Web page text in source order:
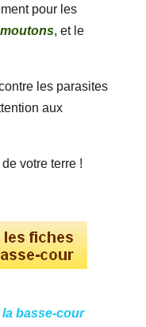
pour les
moutons, et le
les parasites
aux
votre terre !
basse-cour